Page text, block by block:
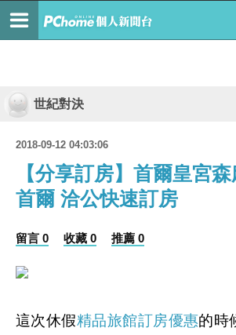
世紀對決
2018-09-12 04:03:06
【分享訂房】首爾皇宮
首爾 洽公快速訂房
留言 0 收藏 0 推薦 0
這次休假精品旅館訂房優惠的時